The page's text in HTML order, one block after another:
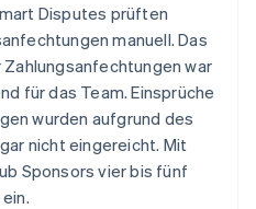
Disputes prüften
manuell. Das
war
für das Team. Einsprüche
wurden aufgrund des
nicht eingereicht. Mit
Sponsors vier bis fünf